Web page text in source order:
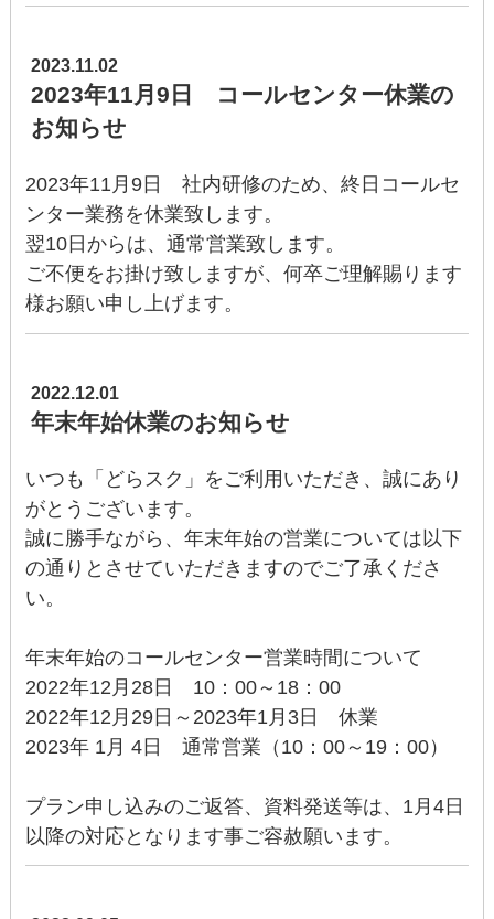
2023.11.02
2023年11月9日 コールセンター休業の
お知らせ
2023年11月9日 社内研修のため、終日コールセ
ンター業務を休業致します。
翌10日からは、通常営業致します。
ご不便をお掛け致しますが、何卒ご理解賜ります
様お願い申し上げます。
2022.12.01
年末年始休業のお知らせ
いつも「どらスク」をご利用いただき、誠にあり
がとうございます。
誠に勝手ながら、年末年始の営業については以下
の通りとさせていただきますのでご了承くださ
い。
年末年始のコールセンター営業時間について
2022年12月28日 10：00～18：00
2022年12月29日～2023年1月3日 休業
2023年 1月 4日 通常営業（10：00～19：00）
プラン申し込みのご返答、資料発送等は、1月4日
以降の対応となります事ご容赦願います。